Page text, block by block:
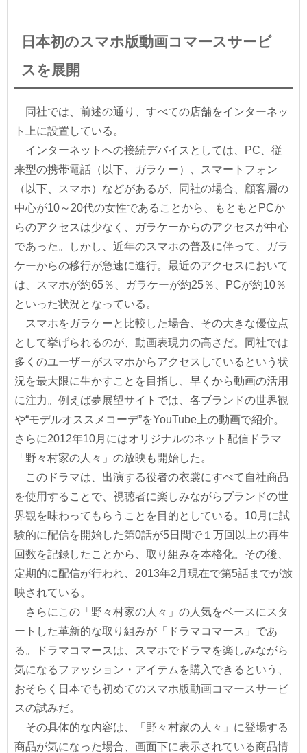
日本初のスマホ版動画コマースサービ
スを展開
同社では、前述の通り、すべての店舗をインターネッ
ト上に設置している。
インターネットへの接続デバイスとしては、PC、従
来型の携帯電話（以下、ガラケー）、スマートフォン
（以下、スマホ）などがあるが、同社の場合、顧客層の
中心が10～20代の女性であることから、もともとPCか
らのアクセスは少なく、ガラケーからのアクセスが中心
であった。しかし、近年のスマホの普及に伴って、ガラ
ケーからの移行が急速に進行。最近のアクセスにおいて
は、スマホが約65％、ガラケーが約25％、PCが約10％
といった状況となっている。
スマホをガラケーと比較した場合、その大きな優位点
として挙げられるのが、動画表現力の高さだ。同社では
多くのユーザーがスマホからアクセスしているという状
況を最大限に生かすことを目指し、早くから動画の活用
に注力。例えば夢展望サイトでは、各ブランドの世界観
や“モデルオススメコーデ”をYouTube上の動画で紹介。
さらに2012年10月にはオリジナルのネット配信ドラマ
「野々村家の人々」の放映も開始した。
このドラマは、出演する役者の衣裳にすべて自社商品
を使用することで、視聴者に楽しみながらブランドの世
界観を味わってもらうことを目的としている。10月に試
験的に配信を開始した第0話が5日間で１万回以上の再生
回数を記録したことから、取り組みを本格化。その後、
定期的に配信が行われ、2013年2月現在で第5話までが放
映されている。
さらにこの「野々村家の人々」の人気をベースにスタ
ートした革新的な取り組みが「ドラマコマース」であ
る。ドラマコマースは、スマホでドラマを楽しみながら
気になるファッション・アイテムを購入できるという、
おそらく日本でも初めてのスマホ版動画コマースサービ
スの試みだ。
その具体的な内容は、「野々村家の人々」に登場する
商品が気になった場合、画面下に表示されている商品情